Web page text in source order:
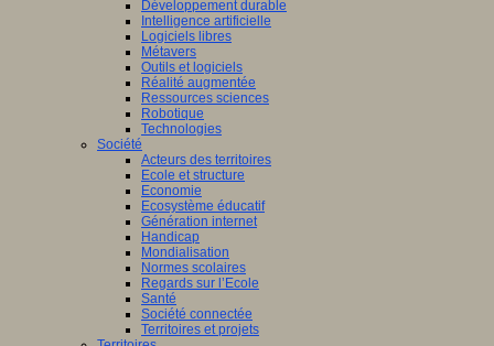
Développement durable
Intelligence artificielle
Logiciels libres
Métavers
Outils et logiciels
Réalité augmentée
Ressources sciences
Robotique
Technologies
Société
Acteurs des territoires
Ecole et structure
Economie
Ecosystème éducatif
Génération internet
Handicap
Mondialisation
Normes scolaires
Regards sur l’Ecole
Santé
Société connectée
Territoires et projets